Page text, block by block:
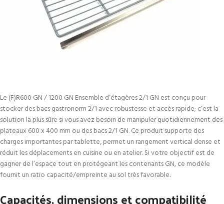
Le (F)R600 GN / 1200 GN Ensemble d’étagères 2/1 GN est conçu pour
stocker des bacs gastronorm 2/1 avec robustesse et accès rapide; c’est la
solution la plus sûre si vous avez besoin de manipuler quotidiennement des
plateaux 600 x 400 mm ou des bacs 2/1 GN. Ce produit supporte des
charges importantes par tablette, permet un rangement vertical dense et
réduit les déplacements en cuisine ou en atelier. Si votre objectif est de
gagner de l’espace tout en protégeant les contenants GN, ce modèle
fournit un ratio capacité/empreinte au sol très favorable.
Capacités, dimensions et compatibilité